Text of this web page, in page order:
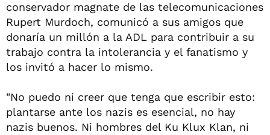
conservador magnate de las telecomunicaciones
Rupert Murdoch, comunicó a sus amigos que
donaría un millón a la ADL para contribuir a su
trabajo contra la intolerancia y el fanatismo y
los invitó a hacer lo mismo.
"No puedo ni creer que tenga que escribir esto:
plantarse ante los nazis es esencial, no hay
nazis buenos. Ni hombres del Ku Klux Klan, ni